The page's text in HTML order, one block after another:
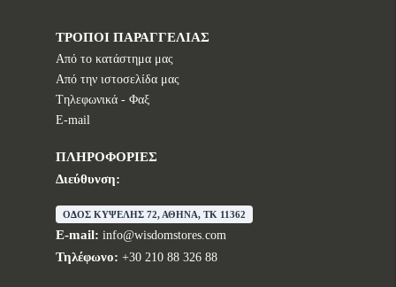
ΤΡΟΠΟΙ ΠΑΡΑΓΓΕΛΙΑΣ
Από το κατάστημα μας
Από την ιστοσελίδα μας
Tηλεφωνικά - Φαξ
E-mail
ΠΛΗΡΟΦΟΡΙΕΣ
Διεύθυνση:
ΟΔΟΣ ΚΥΨΕΛΗΣ 72, ΑΘΗΝΑ, TK 11362
E-mail: info@wisdomstores.com
Τηλέφωνο: +30 210 88 326 88